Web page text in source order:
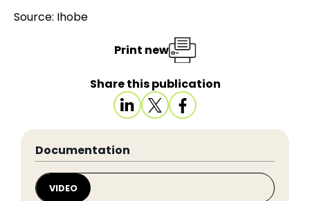
Source: Ihobe
Share this publication
Print new
Documentation
VIDEO